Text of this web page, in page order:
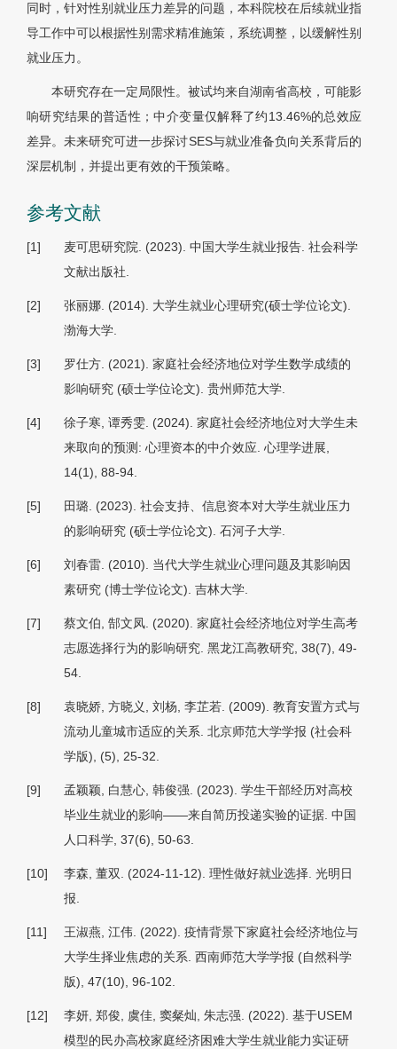
同时，针对性别就业压力差异的问题，本科院校在后续就业指
导工作中可以根据性别需求精准施策，系统调整，以缓解性别
就业压力。
本研究存在一定局限性。被试均来自湖南省高校，可能影
响研究结果的普适性；中介变量仅解释了约13.46%的总效应
差异。未来研究可进一步探讨SES与就业准备负向关系背后的
深层机制，并提出更有效的干预策略。
参考文献
[1] 麦可思研究院. (2023). 中国大学生就业报告. 社会科学
文献出版社.
[2] 张丽娜. (2014). 大学生就业心理研究(硕士学位论文).
渤海大学.
[3] 罗仕方. (2021). 家庭社会经济地位对学生数学成绩的
影响研究 (硕士学位论文). 贵州师范大学.
[4]
徐子寒, 谭秀雯. (2024). 家庭社会经济地位对大学生未
来取向的预测: 心理资本的中介效应. 心理学进展,
14(1), 88-94.
[5] 田璐. (2023). 社会支持、信息资本对大学生就业压力
的影响研究 (硕士学位论文). 石河子大学.
[6] 刘春雷. (2010). 当代大学生就业心理问题及其影响因
素研究 (博士学位论文). 吉林大学.
[7]
蔡文伯, 郜文凤. (2020). 家庭社会经济地位对学生高考
志愿选择行为的影响研究. 黑龙江高教研究, 38(7), 49-
54.
[8]
袁晓娇, 方晓义, 刘杨, 李芷若. (2009). 教育安置方式与
流动儿童城市适应的关系. 北京师范大学学报 (社会科
学版), (5), 25-32.
[9]
孟颖颖, 白慧心, 韩俊强. (2023). 学生干部经历对高校
毕业生就业的影响——来自简历投递实验的证据. 中国
人口科学, 37(6), 50-63.
[10] 李森, 董双. (2024-11-12). 理性做好就业选择. 光明 日
报.
[11]
王淑燕, 江伟. (2022). 疫情背景下家庭社会经济地位与
大学生择业焦虑的关系. 西南师范大学学报 (自然科学
版), 47(10), 96-102.
[12] 李妍, 郑俊, 虞佳, 窦粲灿, 朱志强. (2022). 基于USEM
模型的民办高校家庭经济困难大学生就业能力实证研